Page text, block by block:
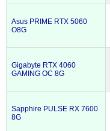
Asus PRIME RTX 5060
O8G
Gigabyte RTX 4060
GAMING OC 8G
Sapphire PULSE RX 7600
8G